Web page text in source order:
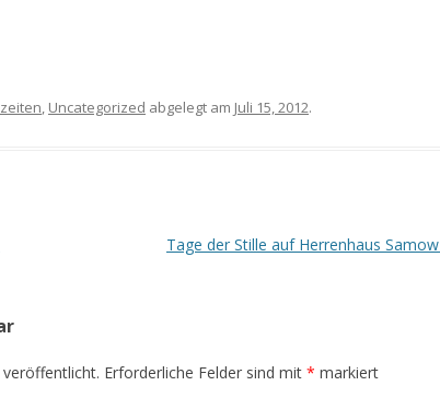
Uncategorized abgelegt am Juli 15, 2012.
Tage der Stille auf Herrenhaus Samow
Erforderliche Felder sind mit * markiert